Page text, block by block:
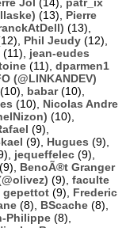
(13), Pierre
(13),
Phil Jeudy (12),
(11), jean-eudes
(11), dparmen1
(@LINKANDEV)
(10), babar(10),
(10), Nicolas Andre
(10),
(9),
(9), Hugues (9),
jequeffelec (9),
(9), BenoÃ®t Granger
(9), faculte
gepettot (9), Frederic
(8), BScache (8),
Philippe (8),